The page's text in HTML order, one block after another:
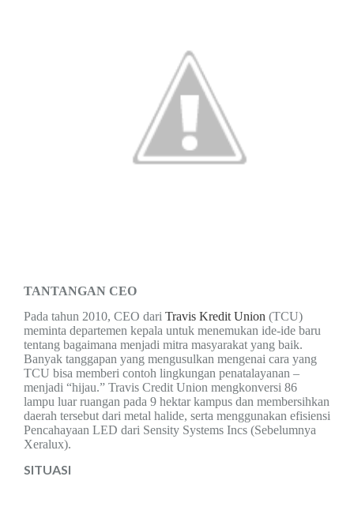
TANTANGAN CEO
Pada tahun 2010, CEO dari Travis Kredit Union (TCU)
meminta departemen kepala untuk menemukan ide-ide baru
tentang bagaimana menjadi mitra masyarakat yang baik.
Banyak tanggapan yang mengusulkan mengenai cara yang
TCU bisa memberi contoh lingkungan penatalayanan –
menjadi “hijau.” Travis Credit Union mengkonversi 86
lampu luar ruangan pada 9 hektar kampus dan membersihkan
daerah tersebut dari metal halide, serta menggunakan efisiensi
Pencahayaan LED dari Sensity Systems Incs (Sebelumnya
Xeralux).
SITUASI